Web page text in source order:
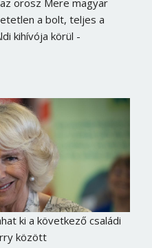
orosz Mere magyar
a bolt, teljes a
kihívója körül -
ki a következő családi
között